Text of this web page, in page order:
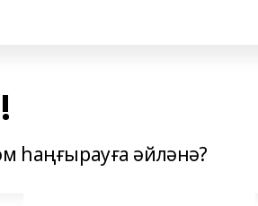
һаңғырауға әйләнә?